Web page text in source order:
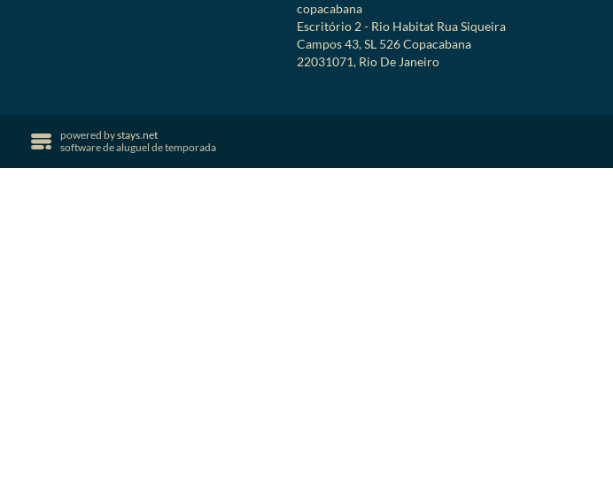
copacabana
Escritório 2 - Rio Habitat Rua Siqueira
Campos 43, SL 526 Copacabana
22031071, Rio De Janeiro
powered bystays.net
software de aluguel de temporada